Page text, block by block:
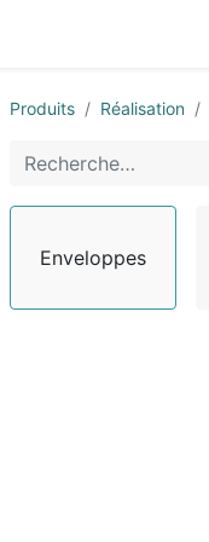
Produits Réalisation
Enveloppes